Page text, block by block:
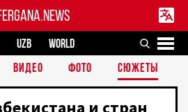
UZB
WORLD
ВИДЕО ФОТО СЮЖЕТЫ
и стран